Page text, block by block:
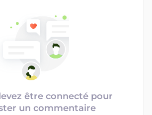
être connecté pour
un commentaire